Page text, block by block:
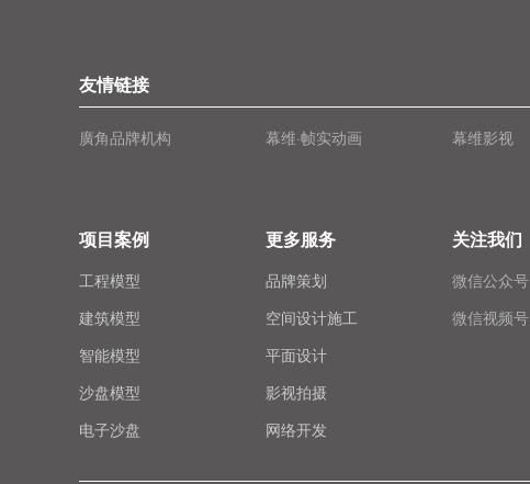
友情链接
廣角品牌机构 幕维·帧实动画 幕维影视
项目案例
工程模型
建筑模型
智能模型
沙盘模型
电子沙盘
更多服务
品牌策划
空间设计施工
平面设计
影视拍摄
网络开发
关注我们
微信公众号
微信视频号